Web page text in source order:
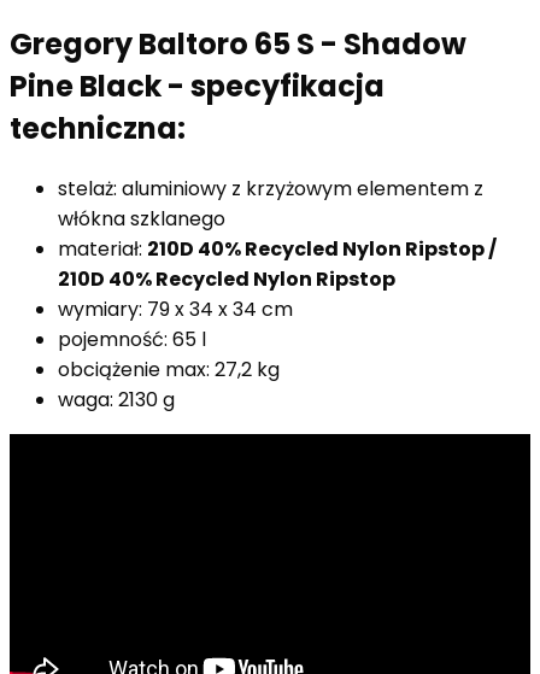
Gregory Baltoro 65 S - Shadow
Pine Black - specyfikacja
techniczna:
stelaż: aluminiowy z krzyżowym elementem z
włókna szklanego
materiał: 210D 40% Recycled Nylon Ripstop /
210D 40% Recycled Nylon Ripstop
wymiary: 79 x 34 x 34 cm
pojemność: 65 l
obciążenie max: 27,2 kg
waga: 2130 g